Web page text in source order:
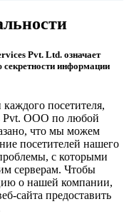
Pvt. Ltd. означает
секретности информации
посетителя,
Pvt. ООО по любой
что мы можем
посетителей нашего
с которыми
серверам. Чтобы
о нашей компании,
сайта предоставить